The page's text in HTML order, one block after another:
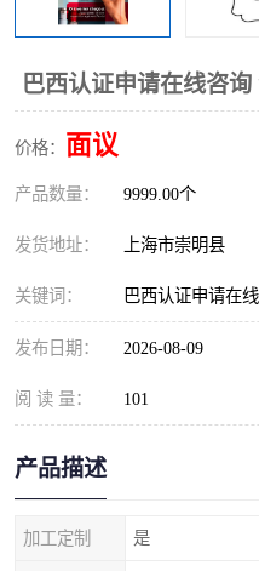
巴西认证申请在线咨
价格： 面议
产品数量： 9999.00个
发货地址： 上海市崇明县
关键词： 巴西认证申请在
发布日期： 2026-08-09
阅 读 量： 101
产品描述
加工定制 是